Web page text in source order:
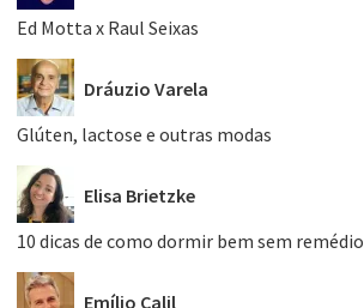
Ed Motta x Raul Seixas
Dráuzio Varela
Glúten, lactose e outras modas
Elisa Brietzke
10 dicas de como dormir bem sem remédio
Emílio Calil